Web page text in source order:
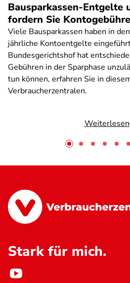
Bausparkassen-Entgelte
fordern Sie
Viele Bausparkassen haben in
jährliche Kontoentgelte
Bundesgerichtshof hat
Gebühren in der Sparphase
tun können, erfahren Sie in
Verbraucherzentralen.
Weiterlesen
Stark für mich.